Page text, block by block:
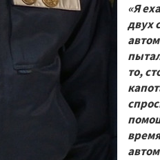
«Я
двух
то,